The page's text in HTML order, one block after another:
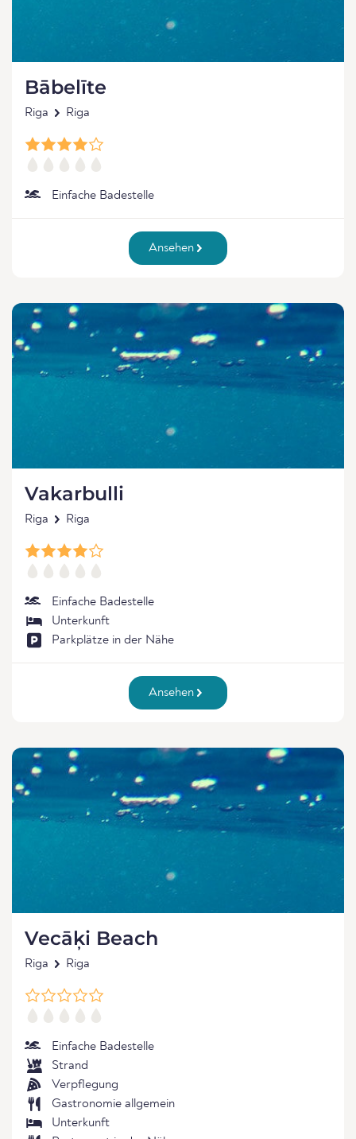
Bābelīte
Riga Riga
Einfache Badestelle
Ansehen
Vakarbulli
Riga Riga
Einfache Badestelle
Unterkunft
Parkplätze in der Nähe
Ansehen
Vecāķi Beach
Riga Riga
Einfache Badestelle
Strand
Verpflegung
Gastronomie allgemein
Unterkunft